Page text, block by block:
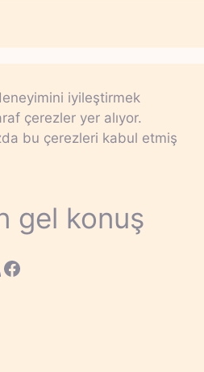
iyileştirmek
çerezler yer alıyor.
bu çerezleri kabul etmiş
gel konuş
Facebook